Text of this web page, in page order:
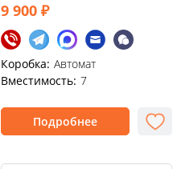
9 900 ₽
Коробка: Автомат
Вместимость: 7
Подробнее